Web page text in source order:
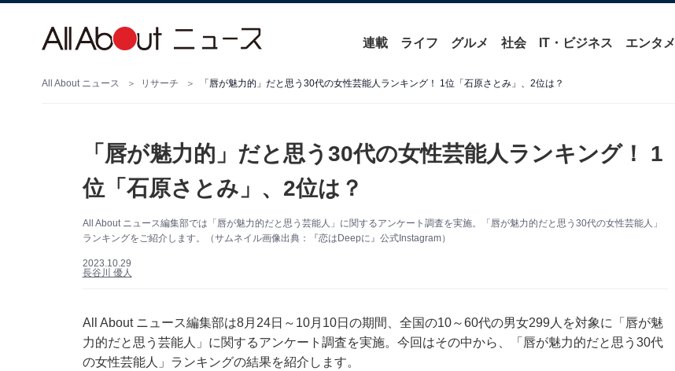
連載 ライフ グルメ 社会 IT・ビジネス エンタメ
All About ニュース リサーチ 「唇が魅力的」だと思う30代の女性芸能人ランキング！ 1位「石原さとみ」、2位は？
「唇が魅力的」だと思う30代の女性芸能人ランキング！ 1
位「石原さとみ」、2位は？
All About ニュース編集部では「唇が魅力的だと思う芸能人」に関するアンケート調査を実施。「唇が魅力的だと思う30代の女性芸能人」
ランキングをご紹介します。（サムネイル画像出典：『恋はDeepに』公式Instagram）
2023.10.29
長谷川 優人
All About ニュース編集部は8月24日～10月10日の期間、全国の10～60代の男女299人を対象に「唇が魅
力的だと思う芸能人」に関するアンケート調査を実施。今回はその中から、「唇が魅力的だと思う30代
の女性芸能人」ランキングの結果を紹介します。